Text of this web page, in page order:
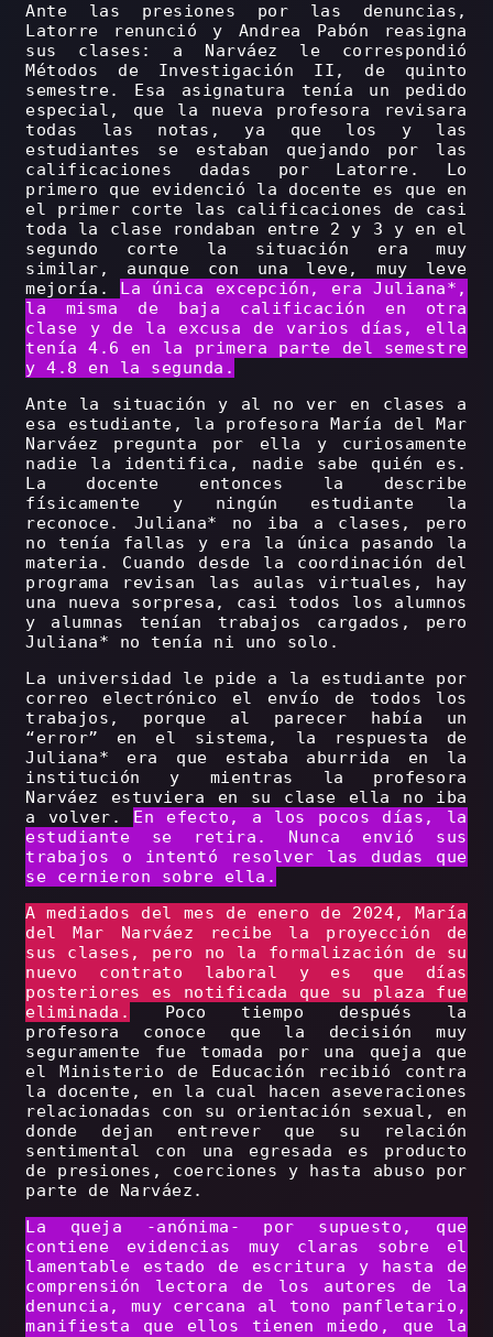
Ante las presiones por las denuncias,
Latorre renunció y Andrea Pabón reasigna
sus clases: a Narváez le correspondió
Métodos de Investigación II, de quinto
semestre. Esa asignatura tenía un pedido
especial, que la nueva profesora revisara
todas las notas, ya que los y las
estudiantes se estaban quejando por las
calificaciones dadas por Latorre. Lo
primero que evidenció la docente es que en
el primer corte las calificaciones de casi
toda la clase rondaban entre 2 y 3 y en el
segundo corte la situación era muy
similar, aunque con una leve, muy leve
mejoría. La única excepción, era Juliana*,
la misma de baja calificación en otra
clase y de la excusa de varios días, ella
tenía 4.6 en la primera parte del semestre
y 4.8 en la segunda.
Ante la situación y al no ver en clases a
esa estudiante, la profesora María del Mar
Narváez pregunta por ella y curiosamente
nadie la identifica, nadie sabe quién es.
La docente entonces la describe
físicamente y ningún estudiante la
reconoce. Juliana* no iba a clases, pero
no tenía fallas y era la única pasando la
materia. Cuando desde la coordinación del
programa revisan las aulas virtuales, hay
una nueva sorpresa, casi todos los alumnos
y alumnas tenían trabajos cargados, pero
Juliana* no tenía ni uno solo.
La universidad le pide a la estudiante por
correo electrónico el envío de todos los
trabajos, porque al parecer había un
“error” en el sistema, la respuesta de
Juliana* era que estaba aburrida en la
institución y mientras la profesora
Narváez estuviera en su clase ella no iba
a volver. En efecto, a los pocos días, la
estudiante se retira. Nunca envió sus
trabajos o intentó resolver las dudas que
se cernieron sobre ella.
A mediados del mes de enero de 2024, María
del Mar Narváez recibe la proyección de
sus clases, pero no la formalización de su
nuevo contrato laboral y es que días
posteriores es notificada que su plaza fue
eliminada.
Poco tiempo después la
profesora conoce que la decisión muy
seguramente fue tomada por una queja que
el Ministerio de Educación recibió contra
la docente, en la cual hacen aseveraciones
relacionadas con su orientación sexual, en
donde dejan entrever que su relación
sentimental con una egresada es producto
de presiones, coerciones y hasta abuso por
parte de Narváez.
La queja -anónima- por supuesto, que
contiene evidencias muy claras sobre el
lamentable estado de escritura y hasta de
comprensión lectora de los autores de la
denuncia, muy cercana al tono panfletario,
manifiesta que ellos tienen miedo, que la